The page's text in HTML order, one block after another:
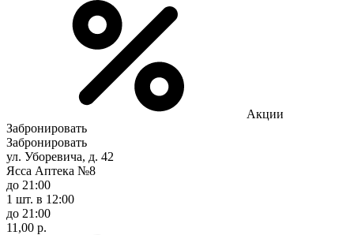
Акции
Забронировать
Забронировать
ул. Уборевича, д. 42
Ясса Аптека №8
до 21:00
1 шт. в 12:00
до 21:00
11,00 р.